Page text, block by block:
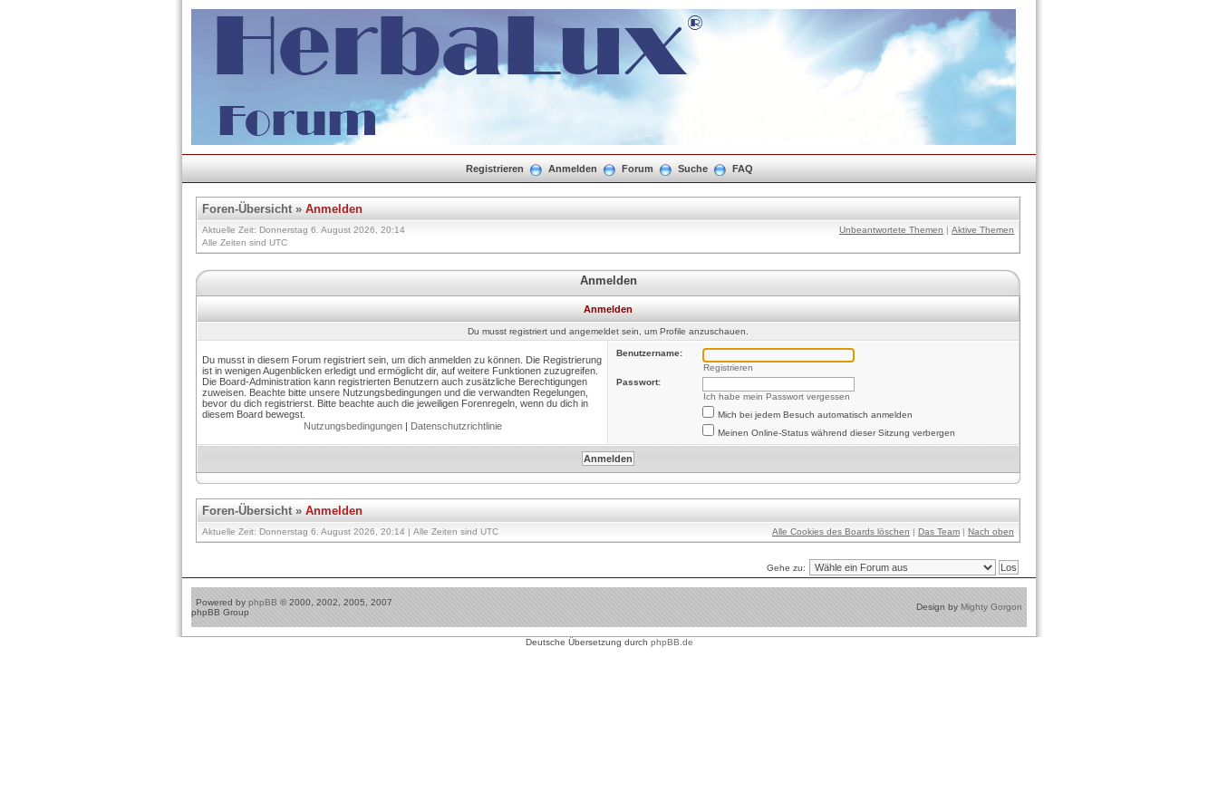
Registrieren Anmelden Forum Suche FAQ
Foren-Übersicht» Anmelden
Aktuelle Zeit: Donnerstag 6. August 2026, 20:14
Alle Zeiten sind UTC
Unbeantwortete Themen | Aktive Themen
Anmelden
Anmelden
Du musst registriert und angemeldet sein, um Profile anzuschauen.
Du musst in diesem Forum registriert sein, um dich anmelden zu können. Die Registrierung
ist in wenigen Augenblicken erledigt und ermöglicht dir, auf weitere Funktionen zuzugreifen.
Die Board-Administration kann registrierten Benutzern auch zusätzliche Berechtigungen
zuweisen. Beachte bitte unsere Nutzungsbedingungen und die verwandten Regelungen,
bevor du dich registrierst. Bitte beachte auch die jeweiligen Forenregeln, wenn du dich in
diesem Board bewegst.
Nutzungsbedingungen| Datenschutzrichtlinie
Benutzername:
Registrieren
Passwort:
Ich habe mein Passwort vergessen
Mich bei jedem Besuch automatisch anmelden
Meinen Online-Status während dieser Sitzung verbergen
Foren-Übersicht» Anmelden
Aktuelle Zeit: Donnerstag 6. August 2026, 20:14 | Alle Zeiten sind UTC Alle Cookies des Boards löschen | Das Team | Nach oben
Gehe zu:
Powered by phpBB © 2000, 2002, 2005, 2007
phpBB Group
Design by Mighty Gorgon
Deutsche Übersetzung durch phpBB.de